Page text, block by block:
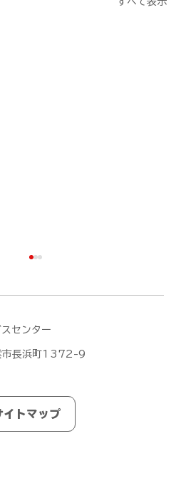
シリーズの新作「DJI
センター
長浜町1372-9